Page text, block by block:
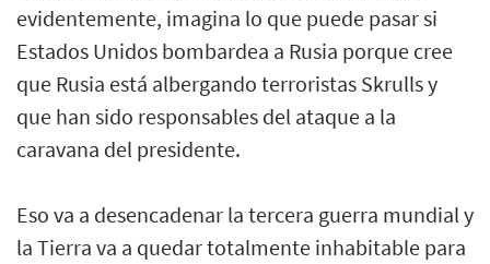
evidentemente, imagina lo que puede pasar si
Estados Unidos bombardea a Rusia porque cree
que Rusia está albergando terroristas Skrulls y
que han sido responsables del ataque a la
caravana del presidente.
Eso va a desencadenar la tercera guerra mundial y
la Tierra va a quedar totalmente inhabitable para